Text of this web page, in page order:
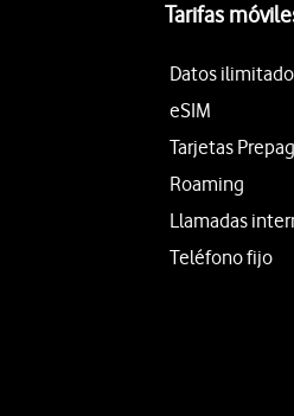
Tarifas
Datos
eSIM
Tarjetas
Roaming
Llamadas
Teléfono fijo